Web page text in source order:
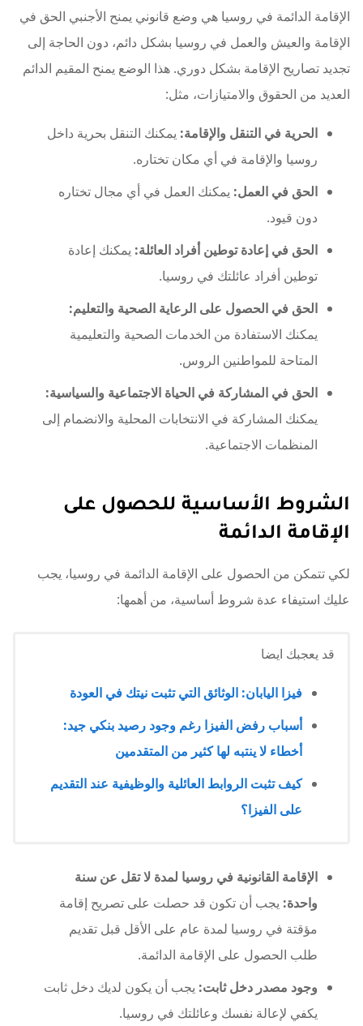
الإقامة الدائمة في روسيا هي وضع قانوني يمنح الأجنبي الحق في
الإقامة والعيش والعمل في روسيا بشكل دائم، دون الحاجة إلى
تجديد تصاريح الإقامة بشكل دوري. هذا الوضع يمنح المقيم الدائم
العديد من الحقوق والامتيازات، مثل:
الحرية في التنقل والإقامة: يمكنك التنقل بحرية داخل
روسيا والإقامة في أي مكان تختاره.
الحق في العمل: يمكنك العمل في أي مجال تختاره
دون قيود.
الحق في إعادة توطين أفراد العائلة: يمكنك إعادة
توطين أفراد عائلتك في روسيا.
الحق في الحصول على الرعاية الصحية والتعليم:
يمكنك الاستفادة من الخدمات الصحية والتعليمية
المتاحة للمواطنين الروس.
الحق في المشاركة في الحياة الاجتماعية والسياسية:
يمكنك المشاركة في الانتخابات المحلية والانضمام إلى
المنظمات الاجتماعية.
الشروط الأساسية للحصول على
الإقامة الدائمة
لكي تتمكن من الحصول على الإقامة الدائمة في روسيا، يجب
عليك استيفاء عدة شروط أساسية، من أهمها:
قد يعجبك ايضا
فيزا اليابان: الوثائق التي تثبت نيتك في العودة
أسباب رفض الفيزا رغم وجود رصيد بنكي جيد:
أخطاء لا ينتبه لها كثير من المتقدمين
كيف تثبت الروابط العائلية والوظيفية عند التقديم
على الفيزا؟
الإقامة القانونية في روسيا لمدة لا تقل عن سنة
واحدة: يجب أن تكون قد حصلت على تصريح إقامة
مؤقتة في روسيا لمدة عام على الأقل قبل تقديم
طلب الحصول على الإقامة الدائمة.
وجود مصدر دخل ثابت: يجب أن يكون لديك دخل ثابت
يكفي لإعالة نفسك وعائلتك في روسيا.